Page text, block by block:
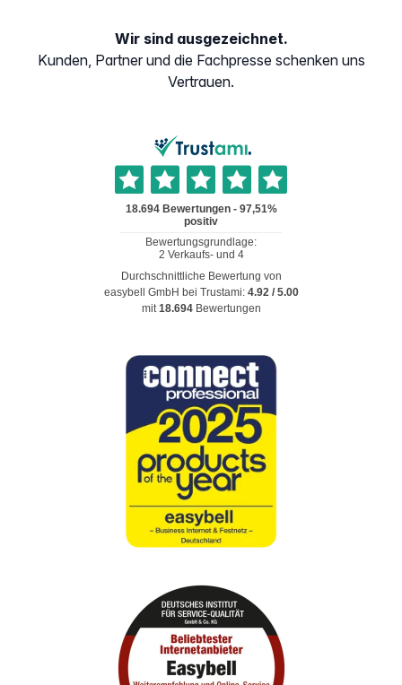
Wir sind ausgezeichnet.
Kunden, Partner und die Fachpresse schenken uns
Vertrauen.
Durchschnittliche Bewertung von
easybell GmbH bei Trustami: 4.92/ 5.00
mit18.694 Bewertungen